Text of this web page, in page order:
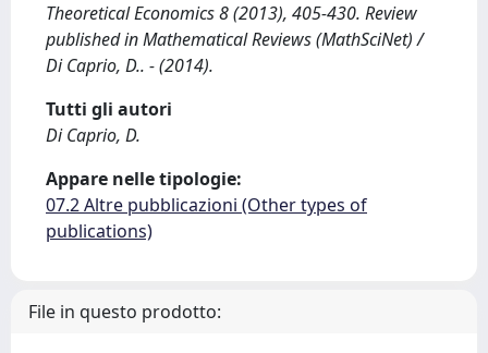
Theoretical Economics 8 (2013), 405-430. Review
published in Mathematical Reviews (MathSciNet) /
Di Caprio, D.. - (2014).
Tutti gli autori
Di Caprio, D.
Appare nelle tipologie:
07.2 Altre pubblicazioni (Other types of
publications)
File in questo prodotto: